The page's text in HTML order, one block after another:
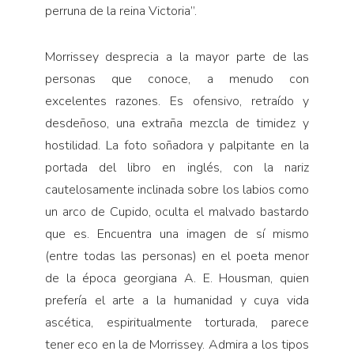
perruna de la reina Victoria”.
Morrissey desprecia a la mayor parte de las
personas que conoce, a menudo con
excelentes razones. Es ofensivo, retraído y
desdeñoso, una extraña mezcla de timidez y
hostilidad. La foto soñadora y palpitante en la
portada del libro en inglés, con la nariz
cautelosamente inclinada sobre los labios como
un arco de Cupido, oculta el malvado bastardo
que es. Encuentra una imagen de sí mismo
(entre todas las personas) en el poeta menor
de la época georgiana A. E. Housman, quien
prefería el arte a la humanidad y cuya vida
ascética, espiritualmente torturada, parece
tener eco en la de Morrissey. Admira a los tipos